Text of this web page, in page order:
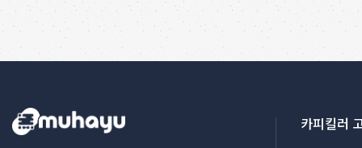
카피킬러